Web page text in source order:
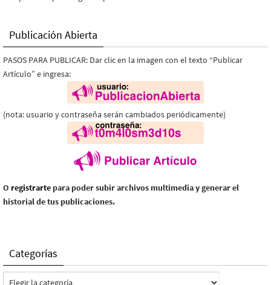
Publicación Abierta
PASOS PARA PUBLICAR: Dar clic en la imagen con el texto “Publicar
Artículo” e ingresa:
(nota: usuario y contraseña serán cambiados periódicamente)
O registrarte para poder subir archivos multimedia y generar el
historial de tus publicaciones.
Categorías
Categorías